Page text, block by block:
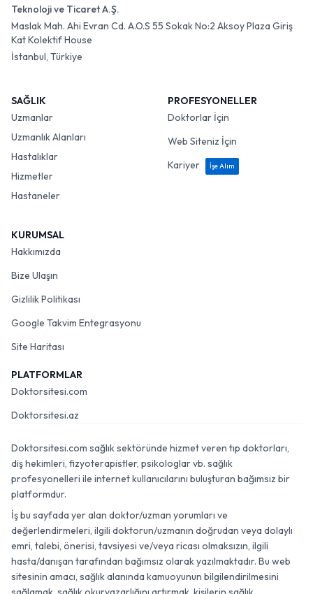
Teknoloji ve Ticaret A.Ş.
Maslak Mah. Ahi Evran Cd. A.O.S 55 Sokak No:2 Aksoy Plaza Giriş
Kat Kolektif House
İstanbul, Türkiye
SAĞLIK
Uzmanlar
Uzmanlık Alanları
Hastalıklar
Hizmetler
Hastaneler
PROFESYONELLER
Doktorlar İçin
Web Siteniz İçin
Kariyer
İşe Alım
KURUMSAL
Hakkımızda
Bize Ulaşın
Gizlilik Politikası
Google Takvim Entegrasyonu
Site Haritası
PLATFORMLAR
Doktorsitesi.com
Doktorsitesi.az
Doktorsitesi.com sağlık sektöründe hizmet veren tıp doktorları,
diş hekimleri, fizyoterapistler, psikologlar vb. sağlık
profesyonelleri ile internet kullanıcılarını buluşturan bağımsız bir
platformdur.
İş bu sayfada yer alan doktor/uzman yorumları ve
değerlendirmeleri, ilgili doktorun/uzmanın doğrudan veya dolaylı
emri, talebi, önerisi, tavsiyesi ve/veya ricası olmaksızın, ilgili
hasta/danışan tarafından bağımsız olarak yazılmaktadır. Bu web
sitesinin amacı, sağlık alanında kamuoyunun bilgilendirilmesini